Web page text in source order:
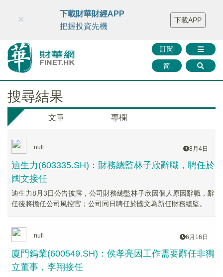
財華智庫網 FINTV FINMETA 財華證券 媒體矩陣
智庫沙龍
聯絡我們
訂閱
简
×
下載財華財經APP
把握投資先機
下載APP
搜尋結果
文章 專欄
null 8月4日
迪生力(603335.SH)：財務總監林子欣辭職，聘任於
國文接任
迪生力8月3日公告披露，公司財務總監林子欣因個人原因辭職，辭
任後將擔任公司風控官；公司同日聘任於國文為新任財務總監。
null 6月16日
廈門鎢業(600549.SH)：侯孝亮因工作需要辭任非獨
立董事，李翔接任